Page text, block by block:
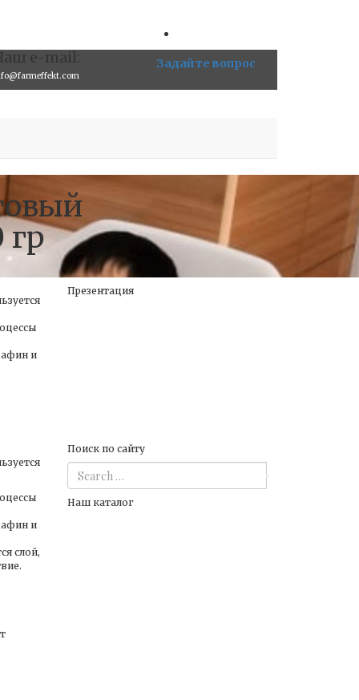
e-mail: Задайте вопрос
и
и
слой,
Презентация
Поиск по сайту
Наш каталог